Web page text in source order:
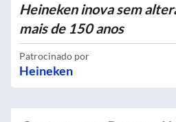
Heineken inova sem
mais de 150 anos
Patrocinado por
Heineken